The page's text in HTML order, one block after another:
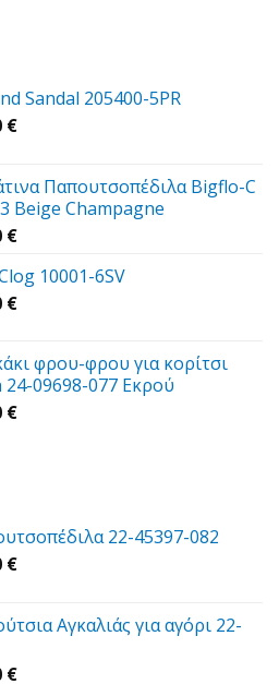
Sandal 205400-5PR
€Η
είναι:
30,00 €.
Παπουτσοπέδιλα Bigflo-C
Beige Champagne
€Η
τιμή
είναι:
10001-6SV
€.
€Η
είναι:
49,00 €.
φρου-φρου για κορίτσι
09698-077 Εκρού
€Η
22-45397-082
€.
€Η
είναι:Αγκαλιάς για αγόρι 22-
€Η